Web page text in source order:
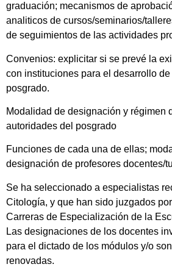
graduación; mecanismos de
analiticos de cursos/seminarios/
de seguimientos de las actividades
Convenios: explicitar si se prevé la
con instituciones para el desarrollo
posgrado.
Modalidad de designación y régimen
autoridades del posgrado
Funciones de cada una de ellas;
designación de profesores docentes/
Se ha seleccionado a especialistas
Citología, y que han sido juzgados
Carreras de Especialización de la
Las designaciones de los docentes
para el dictado de los módulos y/o
renovadas.